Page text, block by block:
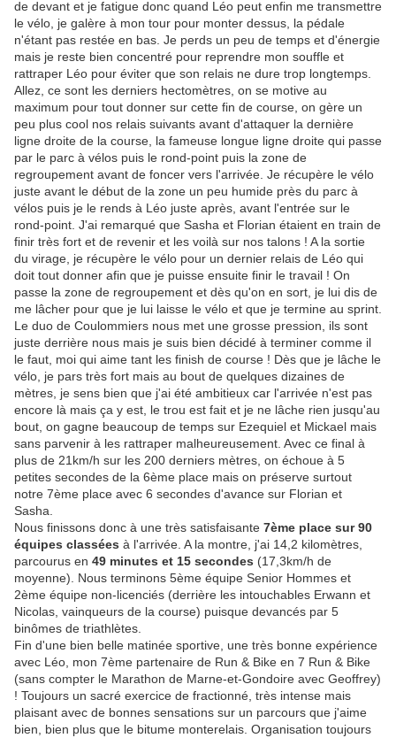
de devant et je fatigue donc quand Léo peut enfin me transmettre
le vélo, je galère à mon tour pour monter dessus, la pédale
n'étant pas restée en bas. Je perds un peu de temps et d'énergie
mais je reste bien concentré pour reprendre mon souffle et
rattraper Léo pour éviter que son relais ne dure trop longtemps.
Allez, ce sont les derniers hectomètres, on se motive au
maximum pour tout donner sur cette fin de course, on gère un
peu plus cool nos relais suivants avant d'attaquer la dernière
ligne droite de la course, la fameuse longue ligne droite qui passe
par le parc à vélos puis le rond-point puis la zone de
regroupement avant de foncer vers l'arrivée. Je récupère le vélo
juste avant le début de la zone un peu humide près du parc à
vélos puis je le rends à Léo juste après, avant l'entrée sur le
rond-point. J'ai remarqué que Sasha et Florian étaient en train de
finir très fort et de revenir et les voilà sur nos talons ! A la sortie
du virage, je récupère le vélo pour un dernier relais de Léo qui
doit tout donner afin que je puisse ensuite finir le travail ! On
passe la zone de regroupement et dès qu'on en sort, je lui dis de
me lâcher pour que je lui laisse le vélo et que je termine au sprint.
Le duo de Coulommiers nous met une grosse pression, ils sont
juste derrière nous mais je suis bien décidé à terminer comme il
le faut, moi qui aime tant les finish de course ! Dès que je lâche le
vélo, je pars très fort mais au bout de quelques dizaines de
mètres, je sens bien que j'ai été ambitieux car l'arrivée n'est pas
encore là mais ça y est, le trou est fait et je ne lâche rien jusqu'au
bout, on gagne beaucoup de temps sur Ezequiel et Mickael mais
sans parvenir à les rattraper malheureusement. Avec ce final à
plus de 21km/h sur les 200 derniers mètres, on échoue à 5
petites secondes de la 6ème place mais on préserve surtout
notre 7ème place avec 6 secondes d'avance sur Florian et
Sasha.
Nous finissons donc à une très satisfaisante 7ème place sur 90
équipes classées à l'arrivée. A la montre, j'ai 14,2 kilomètres,
parcourus en 49 minutes et 15 secondes (17,3km/h de
moyenne). Nous terminons 5ème équipe Senior Hommes et
2ème équipe non-licenciés (derrière les intouchables Erwann et
Nicolas, vainqueurs de la course) puisque devancés par 5
binômes de triathlètes.
Fin d'une bien belle matinée sportive, une très bonne expérience
avec Léo, mon 7ème partenaire de Run & Bike en 7 Run & Bike
(sans compter le Marathon de Marne-et-Gondoire avec Geoffrey)
! Toujours un sacré exercice de fractionné, très intense mais
plaisant avec de bonnes sensations sur un parcours que j'aime
bien, bien plus que le bitume monterelais. Organisation toujours